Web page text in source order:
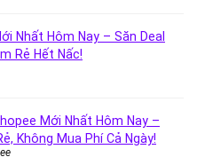
Nhất Hôm Nay – Săn Deal
Rẻ Hết Nấc!
Mới Nhất Hôm Nay –
Không Mua Phí Cả Ngày!